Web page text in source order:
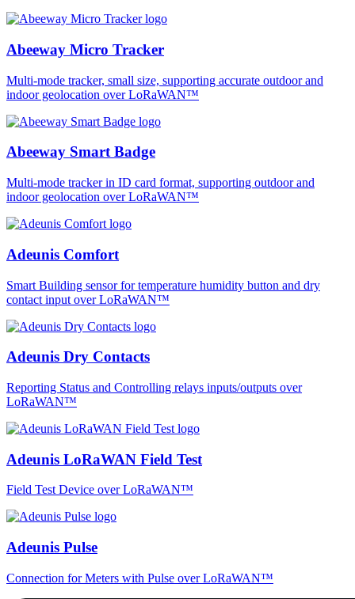
Abeeway Micro Tracker
Multi-mode tracker, small size, supporting accurate outdoor and
indoor geolocation over LoRaWAN™
Abeeway Smart Badge
Multi-mode tracker in ID card format, supporting outdoor and
indoor geolocation over LoRaWAN™
Adeunis Comfort
Smart Building sensor for temperature humidity button and dry
contact input over LoRaWAN™
Adeunis Dry Contacts
Reporting Status and Controlling relays inputs/outputs over
LoRaWAN™
Adeunis LoRaWAN Field Test
Field Test Device over LoRaWAN™
Adeunis Pulse
Connection for Meters with Pulse over LoRaWAN™